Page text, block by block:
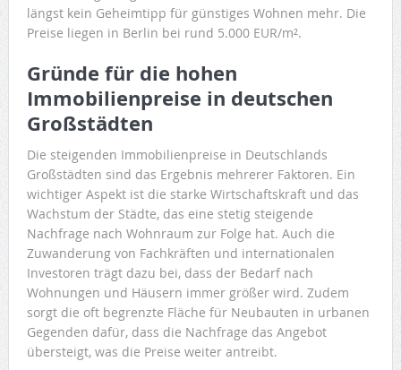
längst kein Geheimtipp für günstiges Wohnen mehr. Die
Preise liegen in Berlin bei rund 5.000 EUR/m².
Gründe für die hohen
Immobilienpreise in deutschen
Großstädten
Die steigenden Immobilienpreise in Deutschlands
Großstädten sind das Ergebnis mehrerer Faktoren. Ein
wichtiger Aspekt ist die starke Wirtschaftskraft und das
Wachstum der Städte, das eine stetig steigende
Nachfrage nach Wohnraum zur Folge hat. Auch die
Zuwanderung von Fachkräften und internationalen
Investoren trägt dazu bei, dass der Bedarf nach
Wohnungen und Häusern immer größer wird. Zudem
sorgt die oft begrenzte Fläche für Neubauten in urbanen
Gegenden dafür, dass die Nachfrage das Angebot
übersteigt, was die Preise weiter antreibt.